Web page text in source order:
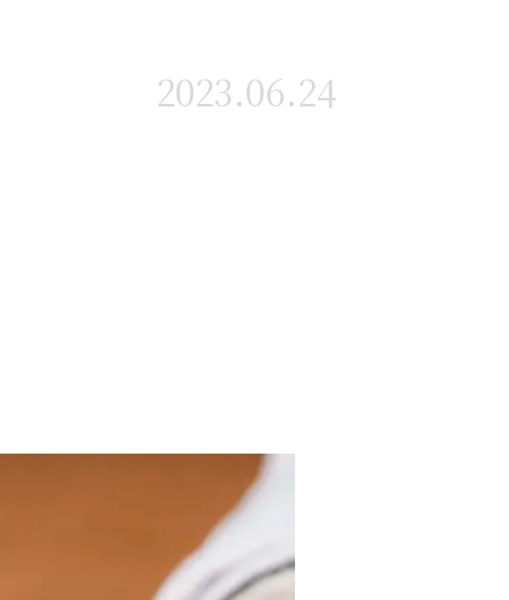
2023.06.24